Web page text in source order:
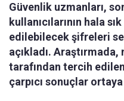
Güvenlik uzmanları,
kullanıcılarının hala
edilebilecek şifreleri
açıkladı.
tarafından tercih
çarpıcı sonuçlar ortaya